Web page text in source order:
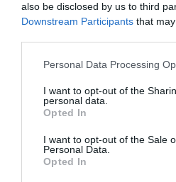
also be disclosed by us to third
Downstream Participants that
Please note that this website/app
not limited to your visit or usage
grant or deny consent to Google
use your data for below specified
consent section.
Personal Data Processing
I want to opt-out of the
personal data.
Opted In
I want to opt-out of the Sale
Personal Data.
Opted In
Νέο επεισόδιο
Πολύζου: Η
Ελευθερίας κάλεσε
τμήμα
Κωνσταντοπούλου την
εγκληματικής οργάνωσης